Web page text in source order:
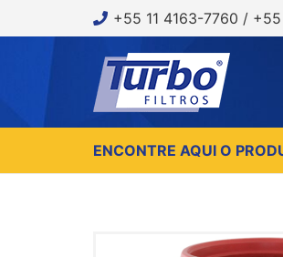
+55 11 4163-7760 /
ENCONTRE AQUI O